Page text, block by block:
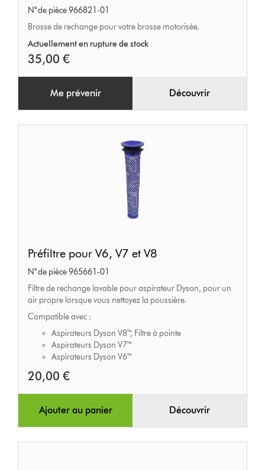
N° de pièce 966821-01
Brosse de rechange pour votre brosse motorisée.
Actuellement en rupture de stock
35,00 €
Me prévenir Découvrir
pour
V6,
V7
et
Préfiltre pour V6, V7 et V8
N° de pièce 965661-01
Filtre de rechange lavable pour aspirateur Dyson, pour un
air propre lorsque vous nettoyez la poussière.
Compatible avec :
Aspirateurs Dyson V8™, Filtre à pointe
Aspirateurs Dyson V7™
Aspirateurs Dyson V6™
20,00 €
Ajouter au panier Découvrir